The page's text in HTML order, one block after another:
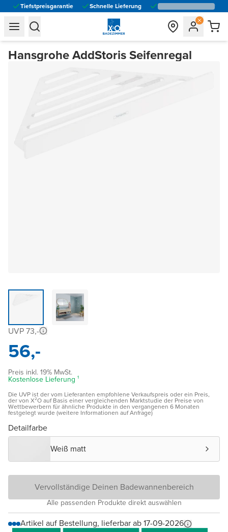
Tiefstpreisgarantie Schnelle Lieferung
general.navigation.toggle_menu.label
general.navigation.toggle_menu.label
Hansgrohe AddStoris Seifenregal
UVP 73,-
56,-
Preis inkl. 19% MwSt.
Kostenlose Lieferung ¹
Die UVP ist der vom Lieferanten empfohlene Verkaufspreis oder ein Preis,
der von X²O auf Basis einer vergleichenden Marktstudie der Preise von
Wettbewerbern für ähnliche Produkte in den vergangenen 6 Monaten
festgelegt wurde (weitere Informationen auf Anfrage)
Detailfarbe
Weiß matt
Vervollständige Deinen Badewannenbereich
Alle passenden Produkte direkt auswählen
Artikel auf Bestellung, lieferbar ab 17-09-2026